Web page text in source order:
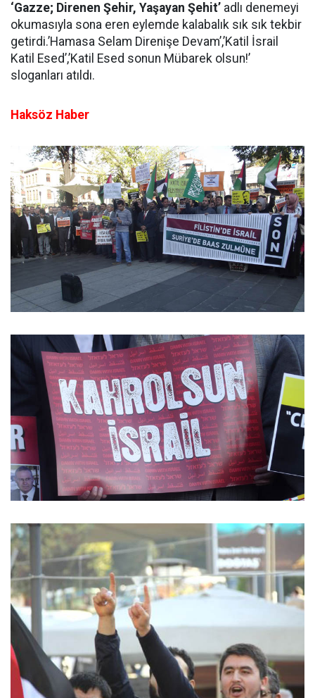
‘Gazze; Direnen Şehir, Yaşayan Şehit’ adlı denemeyi
okumasıyla sona eren eylemde kalabalık sık sık tekbir
getirdi.’Hamasa Selam Direnişe Devam’,’Katil İsrail
Katil Esed’,’Katil Esed sonun Mübarek olsun!’
sloganları atıldı.
Haksöz Haber